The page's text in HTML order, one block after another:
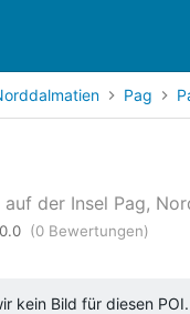
Pag
auf der Insel Pag,
/5 beyogen auf
0.0 (0 Bewertungen)
kein Bild für diesen